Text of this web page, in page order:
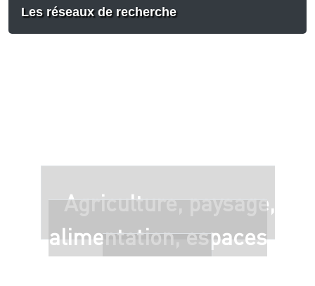
Les réseaux de recherche
Agriculture, paysage,
alimentation, espaces